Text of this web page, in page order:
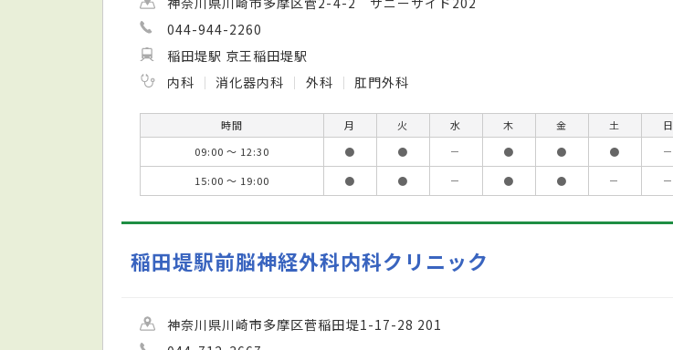
044-944-2260
稲田堤駅 京王稲田堤駅
内科
消化器内科 外科 肛門外科
時間 月 火 水 木 金 土 日
09:00 ～ 12:30
● ● － ● ● ● －
15:00 ～ 19:00
● ● － ● ● － －
稲田堤駅前脳神経外科内科クリニック
神奈川県川崎市多摩区菅稲田堤1-17-28 201